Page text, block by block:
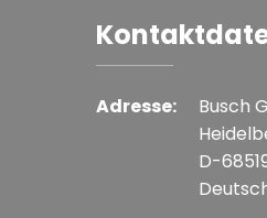
Adresse:
Busch
D-